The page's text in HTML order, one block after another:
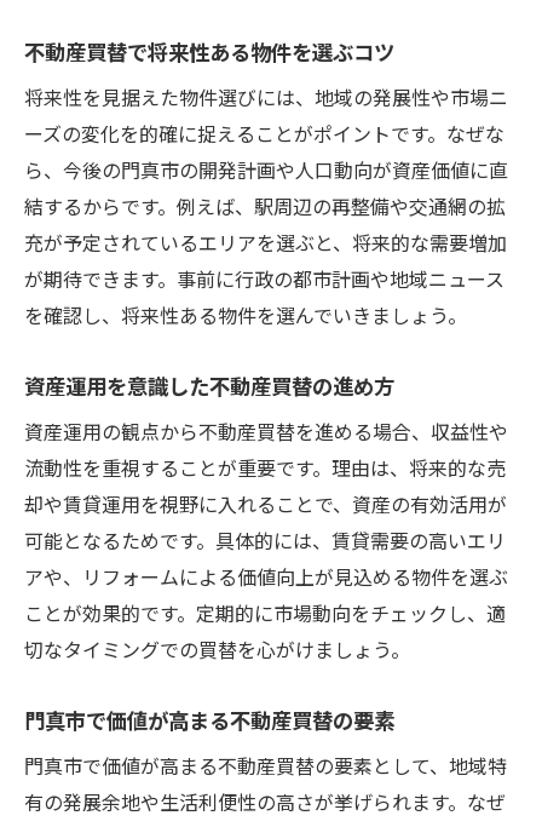
不動産買替で将来性ある物件を選ぶコツ
将来性を見据えた物件選びには、地域の発展性や市場ニ
ーズの変化を的確に捉えることがポイントです。なぜな
ら、今後の門真市の開発計画や人口動向が資産価値に直
結するからです。例えば、駅周辺の再整備や交通網の拡
充が予定されているエリアを選ぶと、将来的な需要増加
が期待できます。事前に行政の都市計画や地域ニュース
を確認し、将来性ある物件を選んでいきましょう。
資産運用を意識した不動産買替の進め方
資産運用の観点から不動産買替を進める場合、収益性や
流動性を重視することが重要です。理由は、将来的な売
却や賃貸運用を視野に入れることで、資産の有効活用が
可能となるためです。具体的には、賃貸需要の高いエリ
アや、リフォームによる価値向上が見込める物件を選ぶ
ことが効果的です。定期的に市場動向をチェックし、適
切なタイミングでの買替を心がけましょう。
門真市で価値が高まる不動産買替の要素
門真市で価値が高まる不動産買替の要素として、地域特
有の発展余地や生活利便性の高さが挙げられます。なぜ